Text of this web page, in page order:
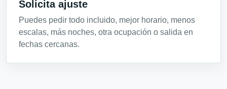
Solicita ajuste
Puedes pedir todo incluido, mejor horario, menos
escalas, más noches, otra ocupación o salida en
fechas cercanas.